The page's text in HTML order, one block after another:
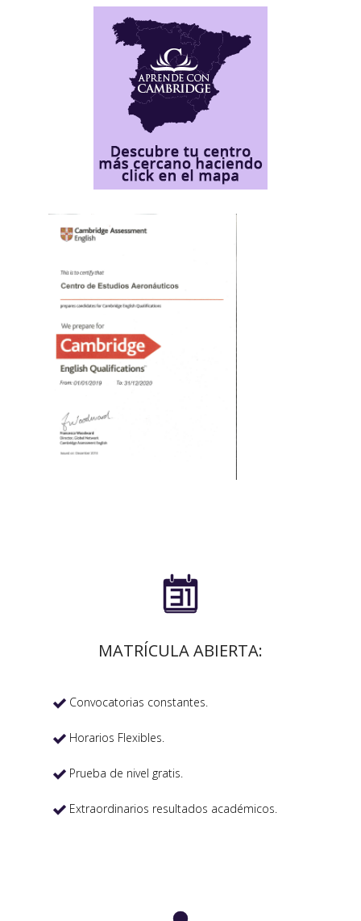

MATRÍCULA ABIERTA:
 Convocatorias constantes.
 Horarios Flexibles.
 Prueba de nivel gratis.
 Extraordinarios resultados académicos.